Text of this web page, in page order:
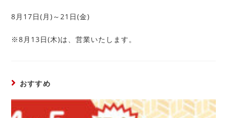
8月17日(月)～21日(金)
※8月13日(木)は、営業いたします。
おすすめ